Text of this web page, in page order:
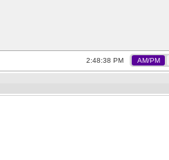
2:48:39 PM AM/PM